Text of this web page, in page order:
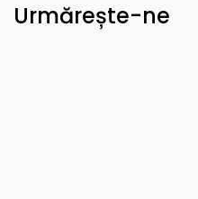
Urmărește-ne